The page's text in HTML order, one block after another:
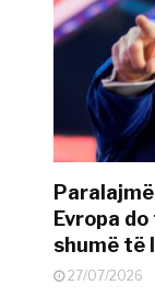
Evropa
shumë të
27/07/2026